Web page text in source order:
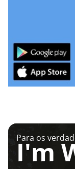
Para os
I'm